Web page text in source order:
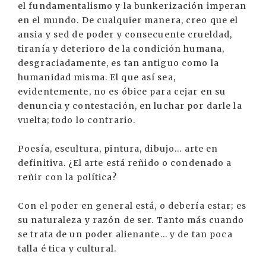
el fundamentalismo y la bunkerización imperan
en el mundo. De cualquier manera, creo que el
ansia y sed de poder y consecuente crueldad,
tiranía y deterioro de la condición humana,
desgraciadamente, es tan antiguo como la
humanidad misma. El que así sea,
evidentemente, no es óbice para cejar en su
denuncia y contestación, en luchar por darle la
vuelta; todo lo contrario.
Poesía, escultura, pintura, dibujo... arte en
definitiva. ¿El arte está reñido o condenado a
reñir con la política?
Con el poder en general está, o debería estar; es
su naturaleza y razón de ser. Tanto más cuando
se trata de un poder alienante... y de tan poca
talla é tica y cultural.